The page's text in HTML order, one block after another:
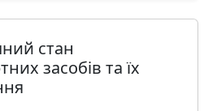
стан
засобів та їх